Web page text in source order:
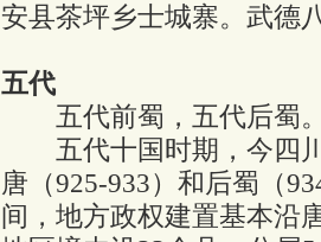
安县茶坪乡士城寨。武德
五代
五代前蜀，五代后蜀
五代十国时期，今四川
唐（925-933）和后蜀（
间，地方政权建置基本沿